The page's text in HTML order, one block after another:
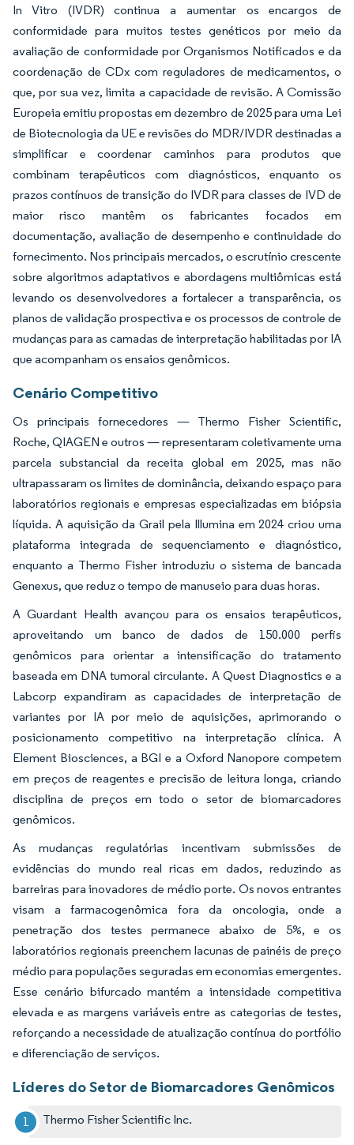
In Vitro (IVDR) continua a aumentar os encargos de
conformidade para muitos testes genéticos por meio da
avaliação de conformidade por Organismos Notificados e da
coordenação de CDx com reguladores de medicamentos, o
que, por sua vez, limita a capacidade de revisão. A Comissão
Europeia emitiu propostas em dezembro de 2025 para uma Lei
de Biotecnologia da UE e revisões do MDR/IVDR destinadas a
simplificar e coordenar caminhos para produtos que
combinam terapêuticos com diagnósticos, enquanto os
prazos contínuos de transição do IVDR para classes de IVD de
maior risco mantêm os fabricantes focados em
documentação, avaliação de desempenho e continuidade do
fornecimento. Nos principais mercados, o escrutínio crescente
sobre algoritmos adaptativos e abordagens multiômicas está
levando os desenvolvedores a fortalecer a transparência, os
planos de validação prospectiva e os processos de controle de
mudanças para as camadas de interpretação habilitadas por IA
que acompanham os ensaios genômicos.
Cenário Competitivo
Os principais fornecedores — Thermo Fisher Scientific,
Roche, QIAGEN e outros — representaram coletivamente uma
parcela substancial da receita global em 2025, mas não
ultrapassaram os limites de dominância, deixando espaço para
laboratórios regionais e empresas especializadas em biópsia
líquida. A aquisição da Grail pela Illumina em 2024 criou uma
plataforma integrada de sequenciamento e diagnóstico,
enquanto a Thermo Fisher introduziu o sistema de bancada
Genexus, que reduz o tempo de manuseio para duas horas.
A Guardant Health avançou para os ensaios terapêuticos,
aproveitando um banco de dados de 150.000 perfis
genômicos para orientar a intensificação do tratamento
baseada em DNA tumoral circulante. A Quest Diagnostics e a
Labcorp expandiram as capacidades de interpretação de
variantes por IA por meio de aquisições, aprimorando o
posicionamento competitivo na interpretação clínica. A
Element Biosciences, a BGI e a Oxford Nanopore competem
em preços de reagentes e precisão de leitura longa, criando
disciplina de preços em todo o setor de biomarcadores
genômicos.
As mudanças regulatórias incentivam submissões de
evidências do mundo real ricas em dados, reduzindo as
barreiras para inovadores de médio porte. Os novos entrantes
visam a farmacogenômica fora da oncologia, onde a
penetração dos testes permanece abaixo de 5%, e os
laboratórios regionais preenchem lacunas de painéis de preço
médio para populações seguradas em economias emergentes.
Esse cenário bifurcado mantém a intensidade competitiva
elevada e as margens variáveis entre as categorias de testes,
reforçando a necessidade de atualização contínua do portfólio
e diferenciação de serviços.
Líderes do Setor de Biomarcadores Genômicos
Thermo Fisher Scientific Inc.